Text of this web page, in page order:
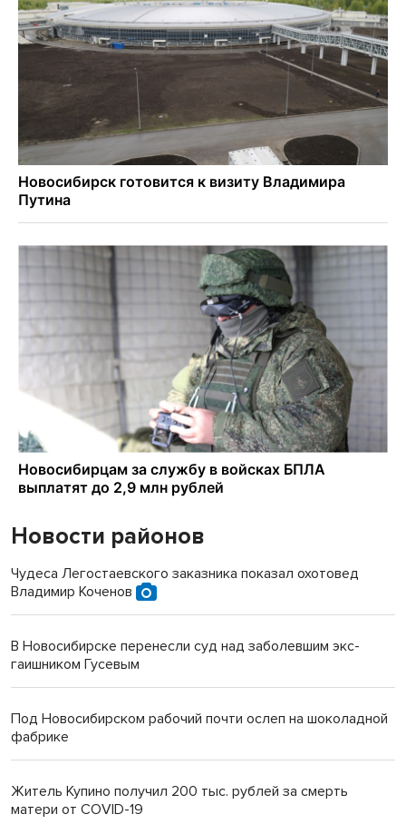
Новости районов
Чудеса Легостаевского заказника показал охотовед
Владимир Коченов
В Новосибирске перенесли суд над заболевшим экс-
гаишником Гусевым
Под Новосибирском рабочий почти ослеп на шоколадной
фабрике
Житель Купино получил 200 тыс. рублей за смерть
матери от COVID-19